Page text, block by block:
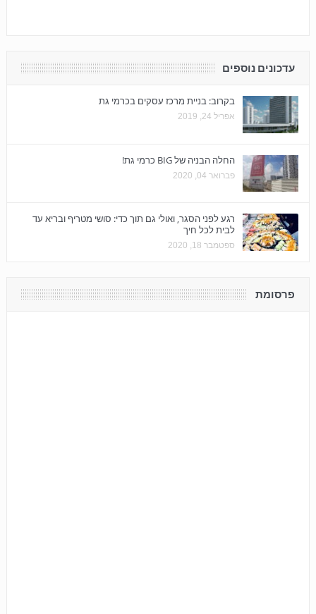
עדכונים נוספים
בקרוב: בניית מרכז עסקים בכרמי גת
אפריל 24, 2019
החלה הבניה של BIG כרמי גת!
פברואר 04, 2020
רגע לפני הסגר, ואולי גם תוך כדי: סושי מטריף ובריא עד
לבית לכל חיך
ספטמבר 18, 2020
פרסומת